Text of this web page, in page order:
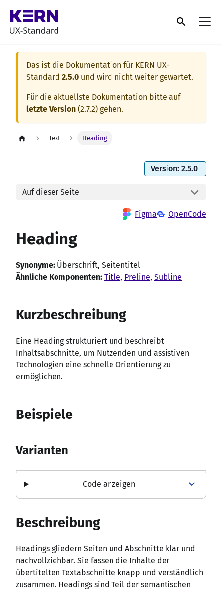
Das ist die Dokumentation für KERN UX-
Standard 2.5.0 und wird nicht weiter gewartet.
Für die aktuellste Dokumentation bitte auf
letzte Version (2.7.2) gehen.
Text Heading
Version: 2.5.0
Auf dieser Seite
Figma OpenCode
Heading
Synonyme: Überschrift, Seitentitel
Ähnliche Komponenten: Title, Preline, Subline
Kurzbeschreibung
Eine Heading strukturiert und beschreibt
Inhaltsabschnitte, um Nutzenden und assistiven
Technologien eine schnelle Orientierung zu
ermöglichen.
Beispiele
Varianten
Code anzeigen
Beschreibung
Headings gliedern Seiten und Abschnitte klar und
nachvollziehbar. Sie fassen die Inhalte der
übertitelten Textabschnitte knapp und verständlich
zusammen. Headings sind Teil der semantischen